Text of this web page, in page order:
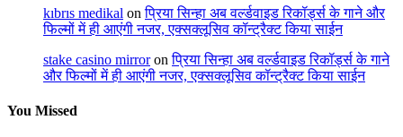
kıbrıs medikal onप्रिया सिन्हा अब वर्ल्डवाइड रिकॉर्ड्स के गाने और
फिल्मों में ही आएंगी नजर, एक्सक्लूसिव कॉन्ट्रैक्ट किया साईन
stake casino mirroronप्रिया सिन्हा अब वर्ल्डवाइड रिकॉर्ड्स के गाने
और फिल्मों में ही आएंगी नजर, एक्सक्लूसिव कॉन्ट्रैक्ट किया साईन
You Missed